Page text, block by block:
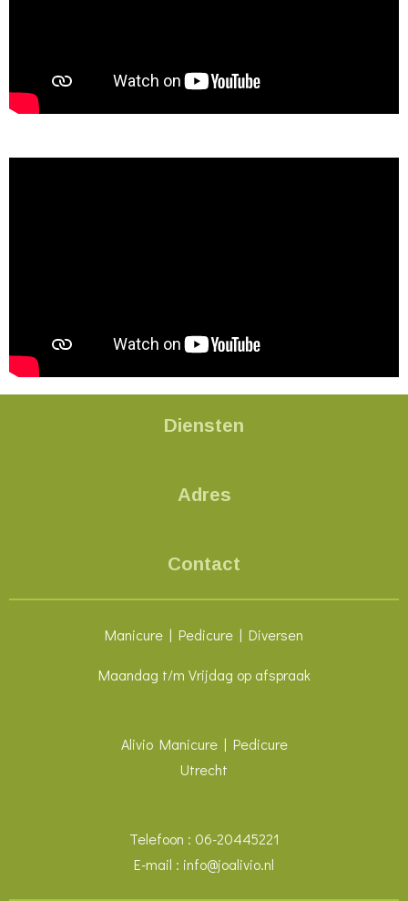
Diensten
Adres
Contact
Manicure | Pedicure | Diversen
Maandag t/m Vrijdag op afspraak
Alivio Manicure | Pedicure
Utrecht
Telefoon : 06-20445221
E-mail : info@joalivio.nl